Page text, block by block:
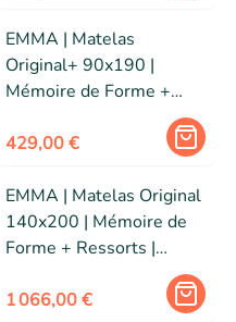
EMMA | Matelas
Original+ 90x190 |
Mémoire de Forme +
Ressorts | Housse Plus
Respirante | Edition
429,00 €
EMMA | Matelas Original
140x200 | Mémoire de
Forme + Ressorts |
MEILLEUR CHOIX Emma
| Dos Apaisé | Edition
1 066,00 €